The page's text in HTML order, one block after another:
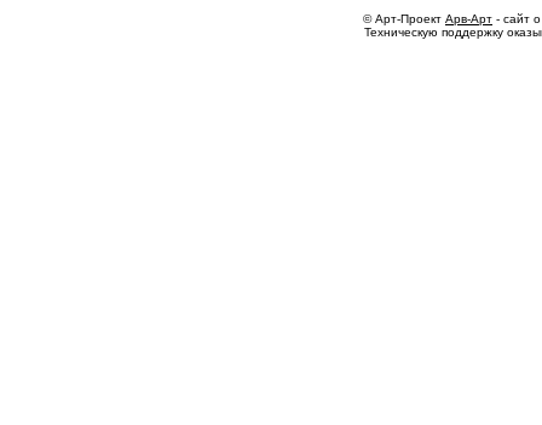
© Арт-Проект Арв-Арт - сайт
Техническую поддержку